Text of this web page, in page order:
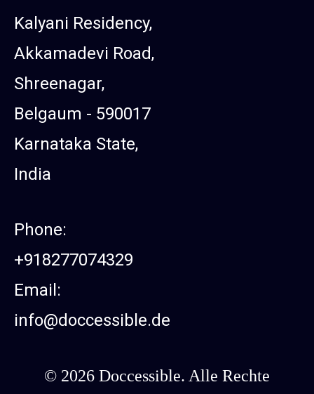
Kalyani Residency,
Akkamadevi Road,
Shreenagar,
Belgaum - 590017
Karnataka State,
India
Phone:
+918277074329
Email:
info@doccessible.de
© 2026 Doccessible. Alle Rechte